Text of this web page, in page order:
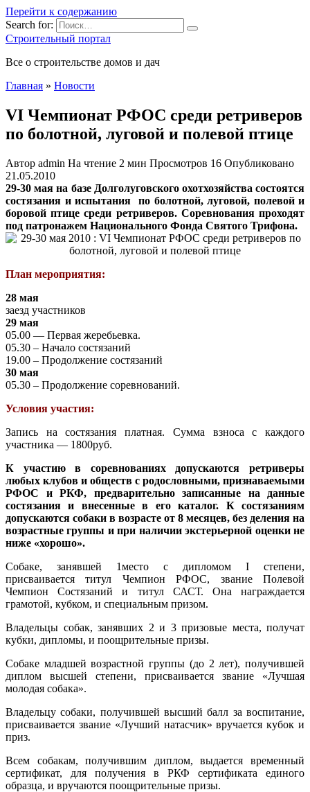
Перейти к содержанию
Search for:
Строительный портал
Все о строительстве домов и дач
Главная » Новости
VI Чемпионат РФОС среди ретриверов
по болотной, луговой и полевой птице
Автор admin На чтение 2 мин Просмотров 16 Опубликовано
21.05.2010
29-30 мая на базе Долголуговского охотхозяйства состоятся
состязания и испытания по болотной, луговой, полевой и
боровой птице среди ретриверов. Соревнования проходят
под патронажем Национального Фонда Святого Трифона.
План мероприятия:
28 мая
заезд участников
29 мая
05.00 — Первая жеребьевка.
05.30 – Начало состязаний
19.00 – Продолжение состязаний
30 мая
05.30 – Продолжение соревнований.
Условия участия:
Запись на состязания платная. Сумма взноса с каждого
участника — 1800руб.
К участию в соревнованиях допускаются ретриверы
любых клубов и обществ с родословными, признаваемыми
РФОС и РКФ, предварительно записанные на данные
состязания и внесенные в его каталог. К состязаниям
допускаются собаки в возрасте от 8 месяцев, без деления на
возрастные группы и при наличии экстерьерной оценки не
ниже «хорошо».
Собаке, занявшей 1место с дипломом I степени,
присваивается титул Чемпион РФОС, звание Полевой
Чемпион Состязаний и титул САСТ. Она награждается
грамотой, кубком, и специальным призом.
Владельцы собак, занявших 2 и 3 призовые места, получат
кубки, дипломы, и поощрительные призы.
Собаке младшей возрастной группы (до 2 лет), получившей
диплом высшей степени, присваивается звание «Лучшая
молодая собака».
Владельцу собаки, получившей высший балл за воспитание,
присваивается звание «Лучший натасчик» вручается кубок и
приз.
Всем собакам, получившим диплом, выдается временный
сертификат, для получения в РКФ сертификата единого
образца, и вручаются поощрительные призы.